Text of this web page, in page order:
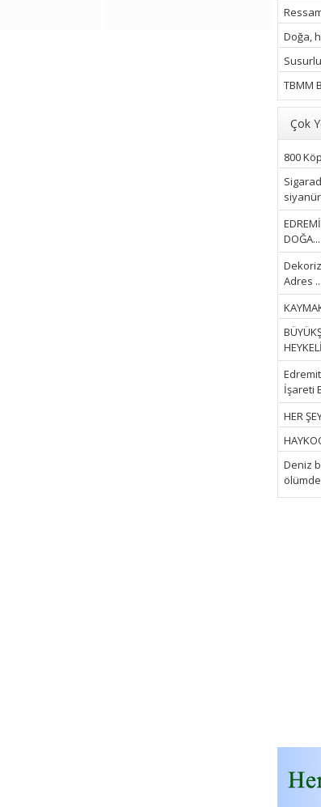
Doğa,
TBMM
Çok
800
DOĞA...
Adres ...
İşareti
HER
Deniz